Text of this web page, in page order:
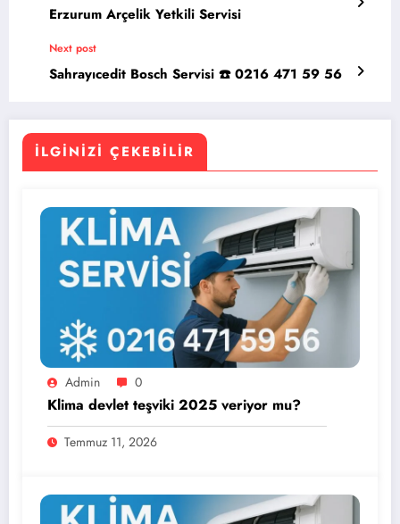
Erzurum Arçelik Yetkili Servisi
Next post
Sahrayıcedit Bosch Servisi ☎️ 0216 471 59 56
İLGINIZI ÇEKEBILIR
Admin 0
Klima devlet teşviki 2025 veriyor mu?
Temmuz 11, 2026